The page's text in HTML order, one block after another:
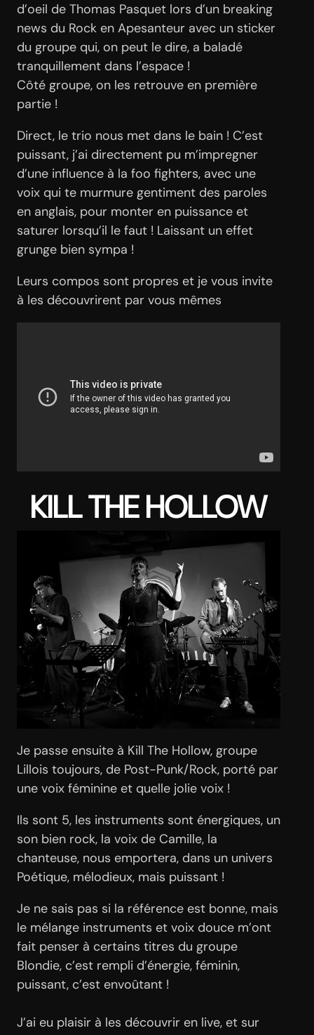
d’oeil de Thomas Pasquet lors d’un breaking
news du Rock en Apesanteur avec un sticker
du groupe qui, on peut le dire, a baladé
tranquillement dans l’espace !
Côté groupe, on les retrouve en première
partie !
Direct, le trio nous met dans le bain ! C’est
puissant, j’ai directement pu m’impregner
d’une influence à la foo fighters, avec une
voix qui te murmure gentiment des paroles
en anglais, pour monter en puissance et
saturer lorsqu’il le faut ! Laissant un effet
grunge bien sympa !
Leurs compos sont propres et je vous invite
à les découvrirent par vous mêmes
KILL THE HOLLOW
Je passe ensuite à Kill The Hollow, groupe
Lillois toujours, de Post-Punk/Rock, porté par
une voix féminine et quelle jolie voix !
Ils sont 5, les instruments sont énergiques, un
son bien rock, la voix de Camille, la
chanteuse, nous emportera, dans un univers
Poétique, mélodieux, mais puissant !
Je ne sais pas si la référence est bonne, mais
le mélange instruments et voix douce m’ont
fait penser à certains titres du groupe
Blondie, c’est rempli d’énergie, féminin,
puissant, c’est envoûtant !
J’ai eu plaisir à les découvrir en live, et sur